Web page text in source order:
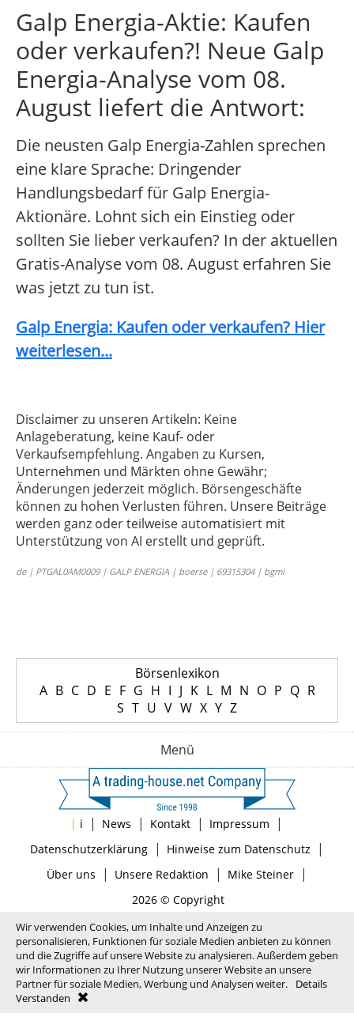
Galp Energia-Aktie: Kaufen
oder verkaufen?! Neue Galp
Energia-Analyse vom 08.
August liefert die Antwort:
Die neusten Galp Energia-Zahlen sprechen
eine klare Sprache: Dringender
Handlungsbedarf für Galp Energia-
Aktionäre. Lohnt sich ein Einstieg oder
sollten Sie lieber verkaufen? In der aktuellen
Gratis-Analyse vom 08. August erfahren Sie
was jetzt zu tun ist.
Galp Energia: Kaufen oder verkaufen? Hier
weiterlesen...
Disclaimer zu unseren Artikeln: Keine
Anlageberatung, keine Kauf- oder
Verkaufsempfehlung. Angaben zu Kursen,
Unternehmen und Märkten ohne Gewähr;
Änderungen jederzeit möglich. Börsengeschäfte
können zu hohen Verlusten führen. Unsere Beiträge
werden ganz oder teilweise automatisiert mit
Unterstützung von AI erstellt und geprüft.
de | PTGAL0AM0009 | GALP ENERGIA | boerse | 69315304 | bgmi
Börsenlexikon
A B C D E F G H I J K L M N O P Q R
S T U V W X Y Z
Menü
| i | News | Kontakt | Impressum |
Datenschutzerklärung| Hinweise zum Datenschutz |
Über uns | Unsere Redaktion | Mike Steiner|
2026 © Copyright
Wir verwenden Cookies, um Inhalte und Anzeigen zu
personalisieren, Funktionen für soziale Medien anbieten zu können
und die Zugriffe auf unsere Website zu analysieren. Außerdem geben
wir Informationen zu Ihrer Nutzung unserer Website an unsere
Partner für soziale Medien, Werbung und Analysen weiter.
Details
Verstanden